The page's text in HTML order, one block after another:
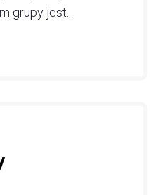
grupy jest...